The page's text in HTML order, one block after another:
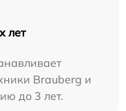
лет
Brauberg и
до 3 лет.